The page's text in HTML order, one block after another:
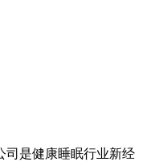
司是健康睡眠行业新经